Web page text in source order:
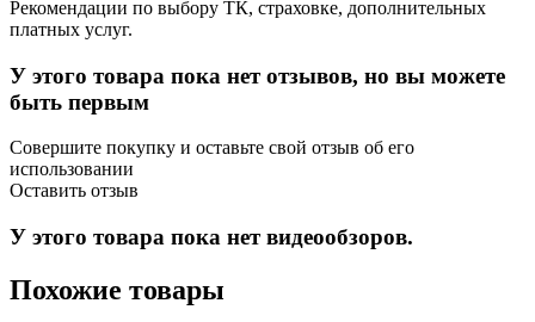
Рекомендации по выбору ТК, страховке, дополнительных
платных услуг.
У этого товара пока нет отзывов, но вы можете
быть первым
Совершите покупку и оставьте свой отзыв об его
использовании
Оставить отзыв
У этого товара пока нет видеообзоров.
Похожие товары